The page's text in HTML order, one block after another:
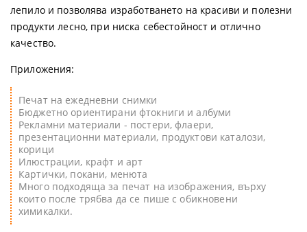
лепило и позволява изработването на красиви и полезни
продукти лесно, при ниска себестойност и отлично
качество.
Приложения:
Печат на ежедневни снимки
Бюджетно ориентирани фтокниги и албуми
Рекламни материали - постери, флаери,
презентационни материали, продуктови каталози,
корици
Илюстрации, крафт и арт
Картички, покани, менюта
Много подходяща за печат на изображения, върху
които после трябва да се пише с обикновени
химикалки.